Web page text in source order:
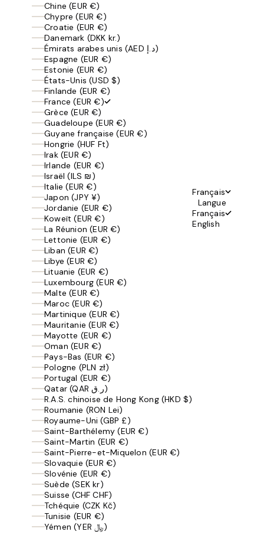
Chine (EUR €)
Chypre (EUR €)
Croatie (EUR €)
Danemark (DKK kr.)
Émirats arabes unis (AED د.إ)
Espagne (EUR €)
Estonie (EUR €)
États-Unis (USD $)
Finlande (EUR €)
France (EUR €)
Grèce (EUR €)
Guadeloupe (EUR €)
Guyane française (EUR €)
Hongrie (HUF Ft)
Irak (EUR €)
Irlande (EUR €)
Israël (ILS ₪)
Italie (EUR €)
Japon (JPY ¥)
Jordanie (EUR €)
Koweït (EUR €)
La Réunion (EUR €)
Lettonie (EUR €)
Liban (EUR €)
Libye (EUR €)
Lituanie (EUR €)
Luxembourg (EUR €)
Malte (EUR €)
Maroc (EUR €)
Martinique (EUR €)
Mauritanie (EUR €)
Mayotte (EUR €)
Oman (EUR €)
Pays-Bas (EUR €)
Pologne (PLN zł)
Portugal (EUR €)
Qatar (QAR ر.ق)
R.A.S. chinoise de Hong Kong (HKD $)
Roumanie (RON Lei)
Royaume-Uni (GBP £)
Saint-Barthélemy (EUR €)
Saint-Martin (EUR €)
Saint-Pierre-et-Miquelon (EUR €)
Slovaquie (EUR €)
Slovénie (EUR €)
Suède (SEK kr)
Suisse (CHF CHF)
Tchéquie (CZK Kč)
Tunisie (EUR €)
Yémen (YER ﷼)
Français
Langue
Français
English